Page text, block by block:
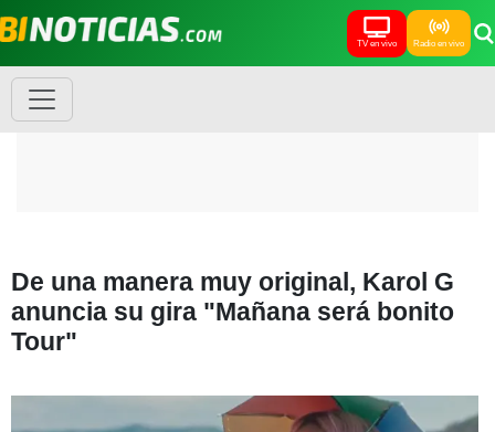
TV en vivo Radio en vivo
De una manera muy original, Karol G
anuncia su gira "Mañana será bonito
Tour"